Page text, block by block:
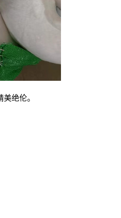
绝伦。